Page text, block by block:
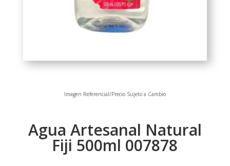
Imagen Referencial/Precio Sujeto a Cambio
Agua Artesanal Natural
Fiji 500ml 007878